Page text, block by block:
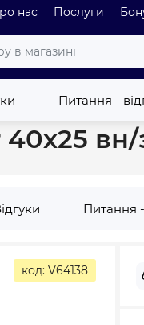
нас Послуги
Питання -
редукція Reiger 40х25 вн/
вн/
Питання
код: V64138